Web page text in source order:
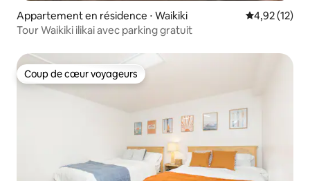
Appartement en résidence ⋅ Waikiki Évaluation
4,92 (12)
Tour Waikiki ilikai avec parking gratuit
Coup de cœur voyageurs
Coup de cœur voyageurs